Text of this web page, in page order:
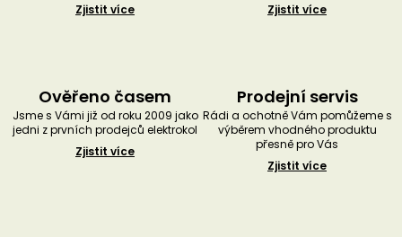
Zjistit více
Zjistit více
Ověřeno časem
Jsme s Vámi již od roku 2009 jako
jedni z prvních prodejců elektrokol
Zjistit více
Prodejní servis
Rádi a ochotně Vám pomůžeme s
výběrem vhodného produktu
přesně pro Vás
Zjistit více